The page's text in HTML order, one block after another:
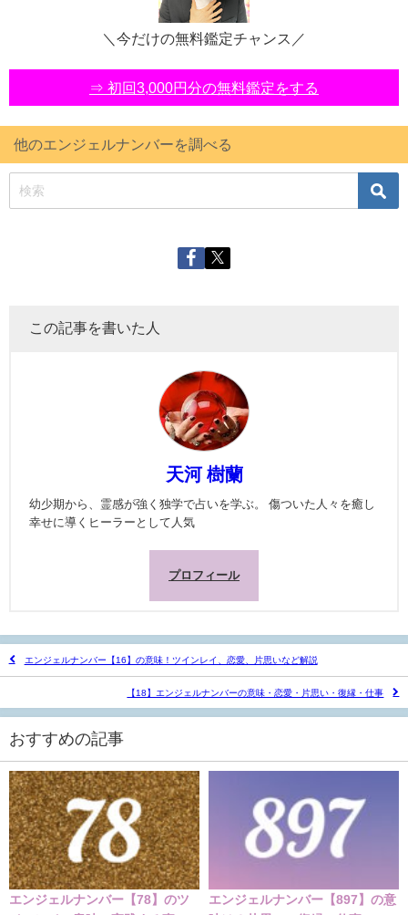
＼今だけの無料鑑定チャンス／
⇒ 初回3,000円分の無料鑑定をする
他のエンジェルナンバーを調べる
この記事を書いた人
天河 樹蘭
幼少期から、霊感が強く独学で占いを学ぶ。 傷ついた人々を癒し
幸せに導くヒーラーとして人気
プロフィール
エンジェルナンバー【16】の意味！ツインレイ、恋愛、片思いなど解説
【18】エンジェルナンバーの意味・恋愛・片思い・復縁・仕事
おすすめの記事
エンジェルナンバー【78】のツ
エンジェルナンバー【897】の意